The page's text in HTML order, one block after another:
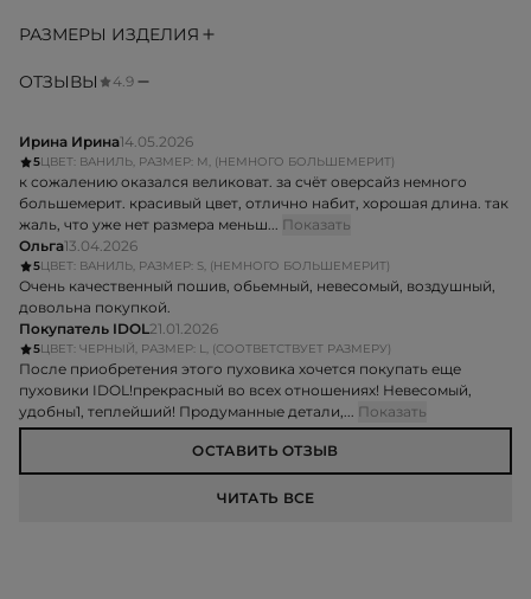
РАЗМЕРЫ ИЗДЕЛИЯ
ОТЗЫВЫ 4.9
Ирина Ирина14.05.2026
5ЦВЕТ: ВАНИЛЬ, РАЗМЕР: M, (НЕМНОГО БОЛЬШЕМЕРИТ)
к сожалению оказался великоват. за счёт оверсайз немного
большемерит. красивый цвет, отлично набит, хорошая длина. так
жаль, что уже нет размера меньш... Показать
Ольга13.04.2026
5ЦВЕТ: ВАНИЛЬ, РАЗМЕР: S, (НЕМНОГО БОЛЬШЕМЕРИТ)
Очень качественный пошив, обьемный, невесомый, воздушный,
довольна покупкой.
Покупатель IDOL21.01.2026
5ЦВЕТ: ЧЕРНЫЙ, РАЗМЕР: L, (СООТВЕТСТВУЕТ РАЗМЕРУ)
После приобретения этого пуховика хочется покупать еще
пуховики IDOL!прекрасный во всех отношениях! Невесомый,
удобны1, теплейший! Продуманные детали,... Показать
ОСТАВИТЬ ОТЗЫВ
ЧИТАТЬ ВСЕ